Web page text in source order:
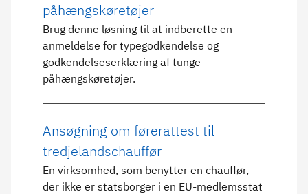
påhængskøretøjer
Brug denne løsning til at indberette en
anmeldelse for typegodkendelse og
godkendelseserklæring af tunge
påhængskøretøjer.
Ansøgning om førerattest til
tredjelandschauffør
En virksomhed, som benytter en chauffør,
der ikke er statsborger i en EU-medlemsstat